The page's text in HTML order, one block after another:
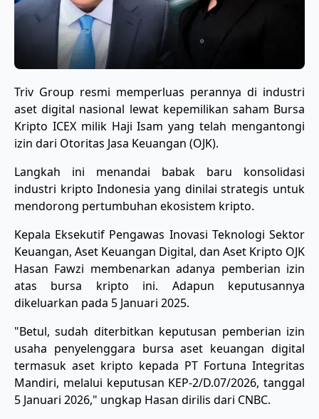
Triv Group resmi memperluas perannya di industri
aset digital nasional lewat kepemilikan saham Bursa
Kripto ICEX milik Haji Isam yang telah mengantongi
izin dari Otoritas Jasa Keuangan (OJK).
Langkah ini menandai babak baru konsolidasi
industri kripto Indonesia yang dinilai strategis untuk
mendorong pertumbuhan ekosistem kripto.
Kepala Eksekutif Pengawas Inovasi Teknologi Sektor
Keuangan, Aset Keuangan Digital, dan Aset Kripto OJK
Hasan Fawzi membenarkan adanya pemberian izin
atas bursa kripto ini. Adapun keputusannya
dikeluarkan pada 5 Januari 2025.
"Betul, sudah diterbitkan keputusan pemberian izin
usaha penyelenggara bursa aset keuangan digital
termasuk aset kripto kepada PT Fortuna Integritas
Mandiri, melalui keputusan KEP-2/D.07/2026, tanggal
5 Januari 2026," ungkap Hasan dirilis dari CNBC.